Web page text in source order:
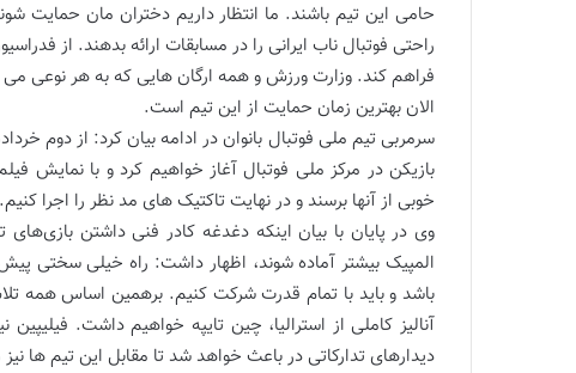
حامی این تیم باشند. ما انتظار داریم دختران مان حمایت
راحتی فوتبال ناب ایرانی را در مسابقات ارائه بدهند. از
فراهم کند. وزارت ورزش و همه ارگان هایی که به هر نوعی می
الان بهترین زمان حمایت از این تیم است.
بازیکن در مرکز ملی فوتبال آغاز خواهیم کرد و با
خوبی از آنها برسند و در نهایت تاکتیک های مد نظر را اجرا کنیم.
وی در پایان با بیان اینکه دغدغه کادر فنی داشتن
المپیک بیشتر آماده شوند، اظهار داشت: راه خیلی سختی
باشد و باید با تمام قدرت شرکت کنیم. برهمین اساس همه
آنالیز کاملی از استرالیا، چین تایپه خواهیم داشت.
دیدارهای تدارکاتی در باعث خواهد شد تا مقابل این تیم ها